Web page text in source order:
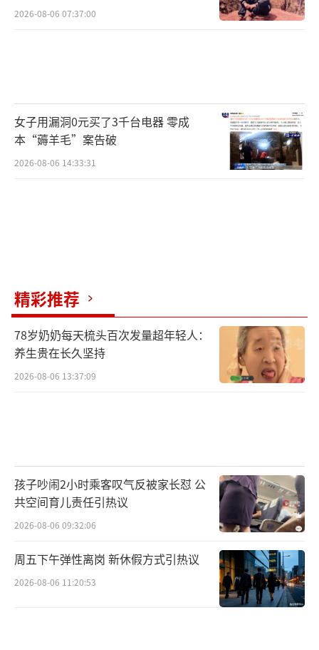
2026-08-06 07:37:00
女子用漏洞0元买了3千台电器 零成
本“薅羊毛”案告破
2026-08-06 14:33:31
精彩推荐
78岁奶奶每天梳头百次发量超年轻人：
养生贵在长久坚持
2026-08-06 13:37:09
孩子吵闹2小时乘客叹气反被家长怼 公
共空间育儿责任引热议
2026-08-06 09:32:06
周五下午弹性离岗 新休假方式引热议
2026-08-06 11:20:53